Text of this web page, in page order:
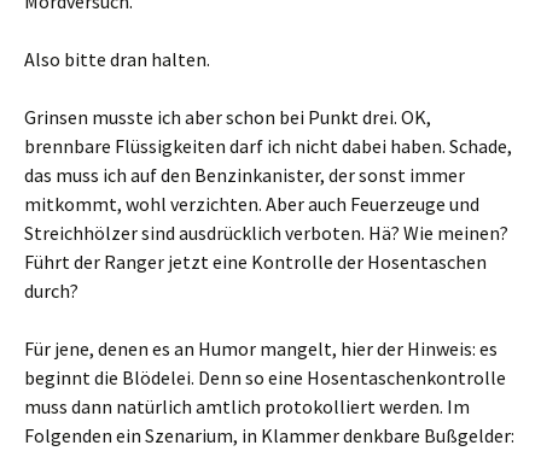
Also bitte dran halten.
Grinsen musste ich aber schon bei Punkt drei. OK,
brennbare Flüssigkeiten darf ich nicht dabei haben. Schade,
das muss ich auf den Benzinkanister, der sonst immer
mitkommt, wohl verzichten. Aber auch Feuerzeuge und
Streichhölzer sind ausdrücklich verboten. Hä? Wie meinen?
Führt der Ranger jetzt eine Kontrolle der Hosentaschen
durch?
Für jene, denen es an Humor mangelt, hier der Hinweis: es
beginnt die Blödelei. Denn so eine Hosentaschenkontrolle
muss dann natürlich amtlich protokolliert werden. Im
Folgenden ein Szenarium, in Klammer denkbare Bußgelder: